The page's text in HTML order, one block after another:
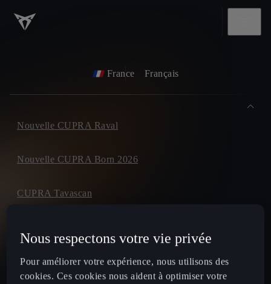
France Français
Nouvelle CUPRA Raval
Nouvelle CUPRA Born 2026
CUPRA Tavascan
CUPRA Formentor
Nous respectons votre vie privée
Pour améliorer votre expérience, nous utilisons des
cookies. Ces cookies nous aident à optimiser votre